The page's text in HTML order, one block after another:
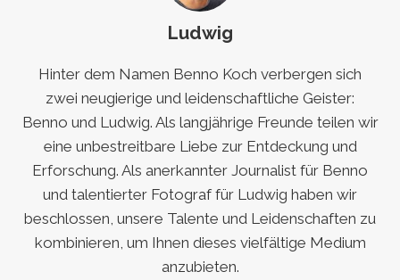
Ludwig
Hinter dem Namen Benno Koch verbergen sich
zwei neugierige und leidenschaftliche Geister:
Benno und Ludwig. Als langjährige Freunde teilen wir
eine unbestreitbare Liebe zur Entdeckung und
Erforschung. Als anerkannter Journalist für Benno
und talentierter Fotograf für Ludwig haben wir
beschlossen, unsere Talente und Leidenschaften zu
kombinieren, um Ihnen dieses vielfältige Medium
anzubieten.